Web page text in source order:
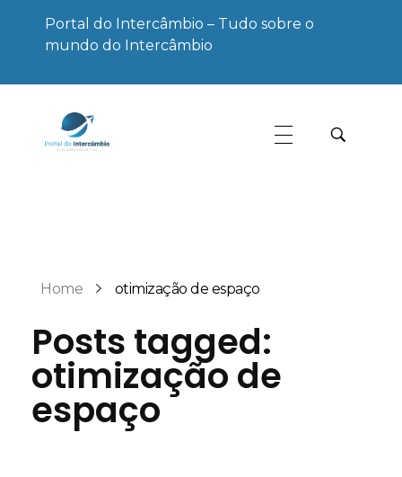
Portal do Intercâmbio – Tudo sobre o
mundo do Intercâmbio
Home otimização de espaço
Posts tagged:
otimização de
espaço